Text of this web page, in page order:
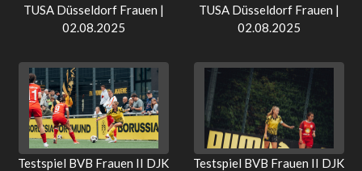
TUSA Düsseldorf Frauen |
02.08.2025
TUSA Düsseldorf Frauen |
02.08.2025
Testspiel BVB Frauen II DJK
Testspiel BVB Frauen II DJK